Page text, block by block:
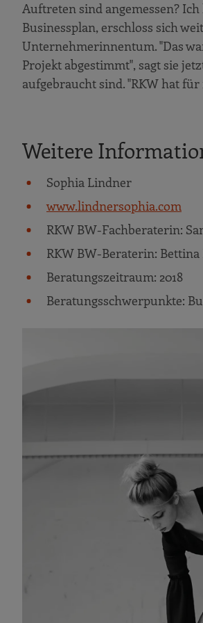
Auftreten sind angemessen?
Businessplan, erschloss sich
Unternehmerinnentum. "Das
Projekt abgestimmt", sagt sie
aufgebraucht sind. "RKW hat
Weitere
Sophia Lindner
www.lindnersophia.com
RKW BW-Fachberaterin:
RKW BW-Beraterin: Bettina
Beratungszeitraum: 2018
Beratungsschwerpunkte: